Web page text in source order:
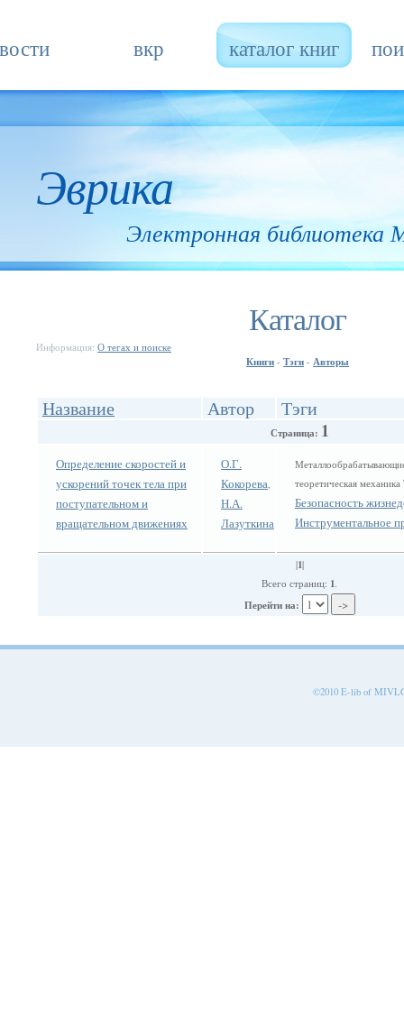
вкр каталог книг
Эврика
Электронная
Каталог
Информация: О тегах и поиске
Книги - Тэги - Авторы
Название Автор Тэги
Страница: 1
Определение скоростей и
ускорений точек тела при
поступательном и
вращательном движениях
О.Г.
Кокорева,
Н.А.
Лазуткина
теоретическая
Безопасность
Инструментальное
|1|
Всего страниц: 1.
Перейти на:
©2010 E-lib of